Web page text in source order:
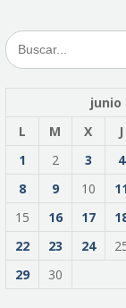
Buscar:
junio
L
M X J
1
2 3 4
8
9 10
15
16 17
22
23 24
29
30